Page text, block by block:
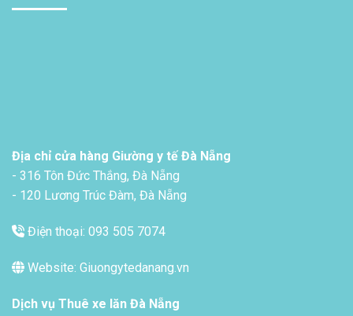
Địa chỉ cửa hàng Giường y tế Đà Nẵng
- 316 Tôn Đức Thắng, Đà Nẵng
- 120 Lương Trúc Đàm, Đà Nẵng
Điện thoại: 093 505 7074
Website: Giuongytedanang.vn
Dịch vụ Thuê xe lăn Đà Nẵng